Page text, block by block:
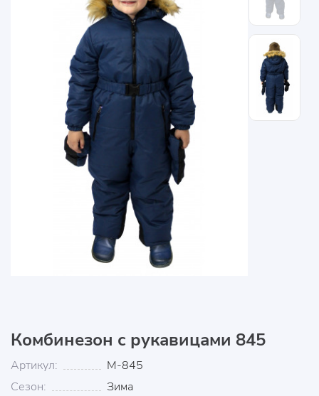
Комбинезон с рукавицами 845
Артикул:
М-845
Сезон:
Зима